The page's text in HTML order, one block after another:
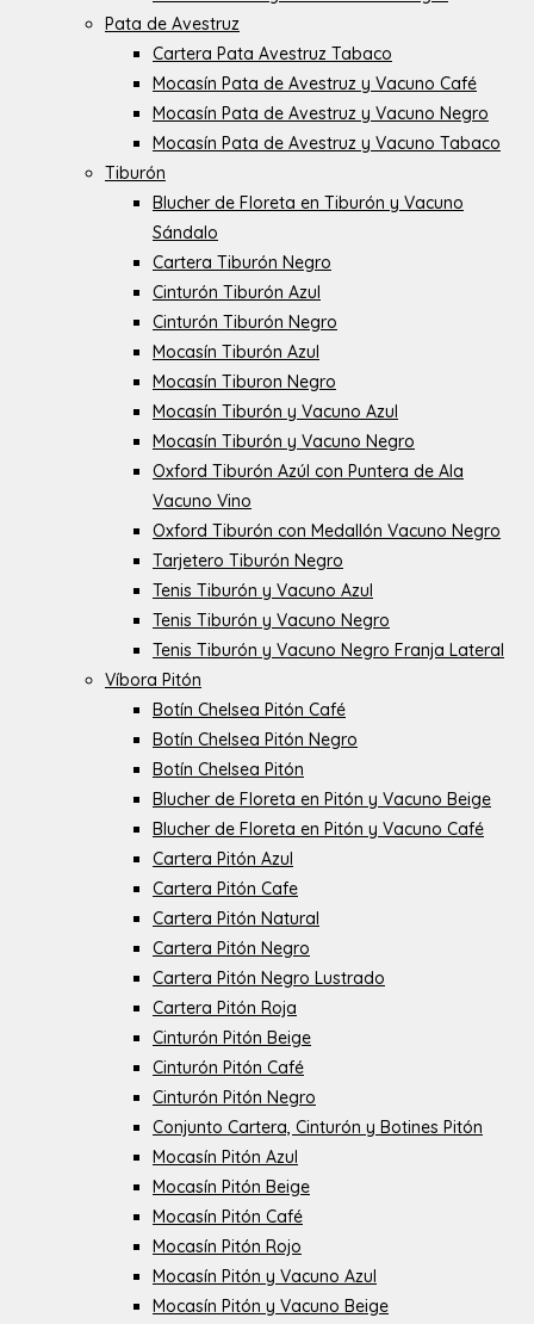
Pata de Avestruz
Cartera Pata Avestruz Tabaco
Mocasín Pata de Avestruz y Vacuno Café
Mocasín Pata de Avestruz y Vacuno Negro
Mocasín Pata de Avestruz y Vacuno Tabaco
Tiburón
Blucher de Floreta en Tiburón y Vacuno
Sándalo
Cartera Tiburón Negro
Cinturón Tiburón Azul
Cinturón Tiburón Negro
Mocasín Tiburón Azul
Mocasín Tiburon Negro
Mocasín Tiburón y Vacuno Azul
Mocasín Tiburón y Vacuno Negro
Oxford Tiburón Azúl con Puntera de Ala
Vacuno Vino
Oxford Tiburón con Medallón Vacuno Negro
Tarjetero Tiburón Negro
Tenis Tiburón y Vacuno Azul
Tenis Tiburón y Vacuno Negro
Tenis Tiburón y Vacuno Negro Franja Lateral
Víbora Pitón
Botín Chelsea Pitón Café
Botín Chelsea Pitón Negro
Botín Chelsea Pitón
Blucher de Floreta en Pitón y Vacuno Beige
Blucher de Floreta en Pitón y Vacuno Café
Cartera Pitón Azul
Cartera Pitón Cafe
Cartera Pitón Natural
Cartera Pitón Negro
Cartera Pitón Negro Lustrado
Cartera Pitón Roja
Cinturón Pitón Beige
Cinturón Pitón Café
Cinturón Pitón Negro
Conjunto Cartera, Cinturón y Botines Pitón
Mocasín Pitón Azul
Mocasín Pitón Beige
Mocasín Pitón Café
Mocasín Pitón Rojo
Mocasín Pitón y Vacuno Azul
Mocasín Pitón y Vacuno Beige